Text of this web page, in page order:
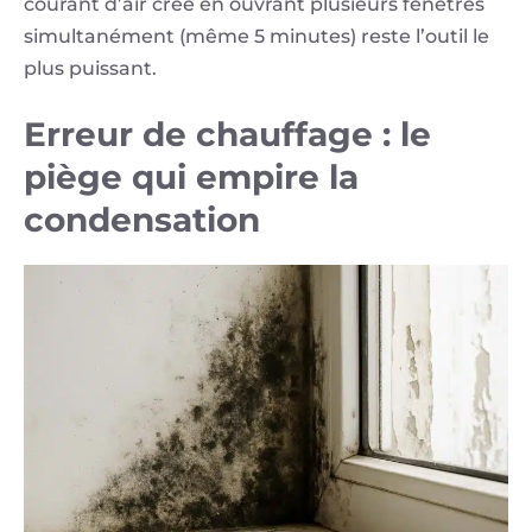
simultanément (même 5 minutes) reste l’outil le
plus puissant.
Erreur de chauffage : le
piège qui empire la
condensation